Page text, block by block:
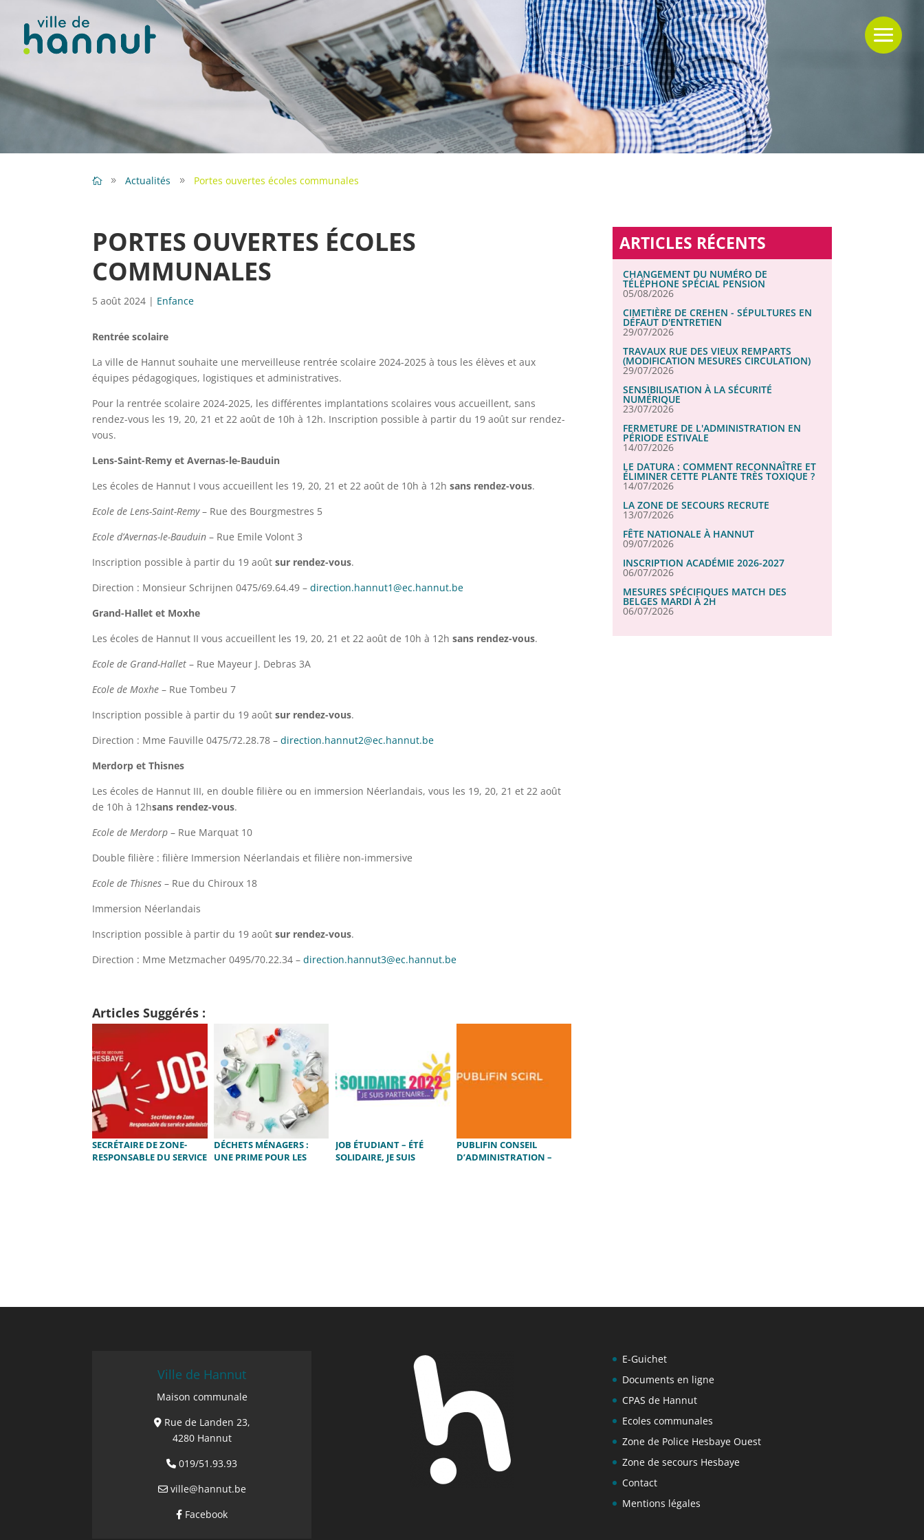
Actualités Portes ouvertes écoles communales
PORTES OUVERTES ÉCOLES
COMMUNALES
5 août 2024 | Enfance
Rentrée scolaire
La ville de Hannut souhaite une merveilleuse rentrée scolaire 2024-2025 à tous les élèves et aux
équipes pédagogiques, logistiques et administratives.
Pour la rentrée scolaire 2024-2025, les différentes implantations scolaires vous accueillent, sans
rendez-vous les 19, 20, 21 et 22 août de 10h à 12h. Inscription possible à partir du 19 août sur rendez-
vous.
Lens-Saint-Remy et Avernas-le-Bauduin
Les écoles de Hannut I vous accueillent les 19, 20, 21 et 22 août de 10h à 12h sans rendez-vous.
Ecole de Lens-Saint-Remy– Rue des Bourgmestres 5
Ecole d’Avernas-le-Bauduin – Rue Emile Volont 3
Inscription possible à partir du 19 aoûtsur rendez-vous.
Direction : Monsieur Schrijnen 0475/69.64.49 –direction.hannut1@ec.hannut.be
Grand-Hallet et Moxhe
Les écoles de Hannut II vous accueillent les 19, 20, 21 et 22 août de 10h à 12h sans rendez-vous.
Ecole de Grand-Hallet – Rue Mayeur J. Debras 3A
Ecole de Moxhe – Rue Tombeu 7
Inscription possible à partir du 19 aoûtsur rendez-vous.
Direction : Mme Fauville 0475/72.28.78 –direction.hannut2@ec.hannut.be
Merdorp et Thisnes
Les écoles de Hannut III, en double filière ou en immersion Néerlandais, vous les 19, 20, 21 et 22 août
de 10h à 12hsans rendez-vous.
Ecole de Merdorp – Rue Marquat 10
Double filière : filière Immersion Néerlandais et filière non-immersive
Ecole de Thisnes – Rue du Chiroux 18
Immersion Néerlandais
Inscription possible à partir du 19 aoûtsur rendez-vous.
Direction : Mme Metzmacher 0495/70.22.34 –direction.hannut3@ec.hannut.be
Articles Suggérés :
SECRÉTAIRE DE ZONE-
RESPONSABLE DU SERVICE
DÉCHETS MÉNAGERS :
UNE PRIME POUR LES
JOB ÉTUDIANT – ÉTÉ
SOLIDAIRE, JE SUIS
PUBLIFIN CONSEIL
D’ADMINISTRATION –
ARTICLES RÉCENTS
CHANGEMENT DU NUMÉRO DE
TÉLÉPHONE SPÉCIAL PENSION
05/08/2026
CIMETIÈRE DE CREHEN - SÉPULTURES EN
DÉFAUT D'ENTRETIEN
29/07/2026
TRAVAUX RUE DES VIEUX REMPARTS
(MODIFICATION MESURES CIRCULATION)
29/07/2026
SENSIBILISATION À LA SÉCURITÉ
NUMÉRIQUE
23/07/2026
FERMETURE DE L'ADMINISTRATION EN
PÉRIODE ESTIVALE
14/07/2026
LE DATURA : COMMENT RECONNAÎTRE ET
ÉLIMINER CETTE PLANTE TRÈS TOXIQUE ?
14/07/2026
LA ZONE DE SECOURS RECRUTE
13/07/2026
FÊTE NATIONALE À HANNUT
09/07/2026
INSCRIPTION ACADÉMIE 2026-2027
06/07/2026
MESURES SPÉCIFIQUES MATCH DES
BELGES MARDI À 2H
06/07/2026
Ville de Hannut
Maison communale
Rue de Landen 23,
4280 Hannut
019/51.93.93
ville@hannut.be
Facebook
E-Guichet
Documents en ligne
CPAS de Hannut
Ecoles communales
Zone de Police Hesbaye Ouest
Zone de secours Hesbaye
Contact
Mentions légales